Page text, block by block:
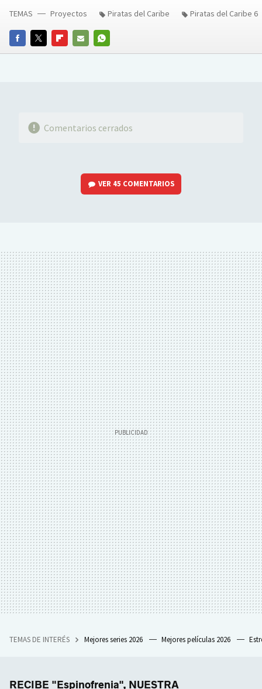
FACEBOOKTWITTERFLIPBOARD
E-
WHATSAPP
TEMAS Proyectos Piratas del Caribe Piratas del Caribe 6
Comentarios cerrados
VER 45 COMENTARIOS
TEMAS DE INTERÉS Mejores series 2026 Mejores películas 2026
RECIBE "Espinofrenia", NUESTRA